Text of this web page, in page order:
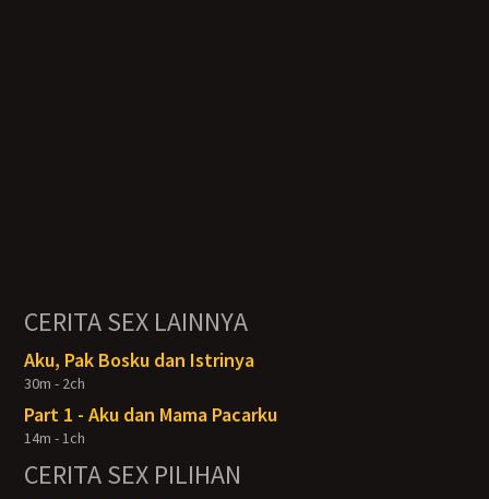
CERITA SEX LAINNYA
Aku, Pak Bosku dan Istrinya
30m - 2ch
Part 1 - Aku dan Mama Pacarku
14m - 1ch
CERITA SEX PILIHAN